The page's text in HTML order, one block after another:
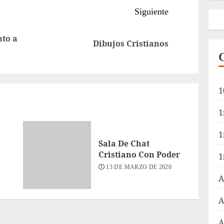
Entrada
a
Siguiente
Dibujos Cristianos
Sala De Chat
Cristiano Con Poder
13 DE MARZO DE 2020